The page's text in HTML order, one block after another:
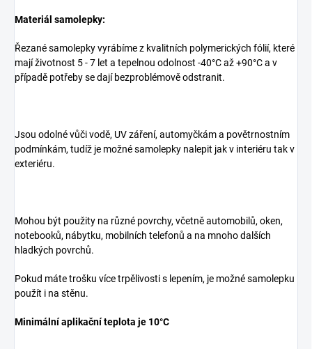
Materiál samolepky:
Řezané samolepky vyrábíme z kvalitních polymerických fólií, které
mají životnost 5 - 7 let a tepelnou odolnost -40°C až +90°C a v
případě potřeby se dají bezproblémově odstranit.
Jsou odolné vůči vodě, UV záření, automyčkám a povětrnostním
podmínkám, tudíž je možné samolepky nalepit jak v interiéru tak v
exteriéru.
Mohou být použity na různé povrchy, včetně automobilů, oken,
notebooků, nábytku, mobilních telefonů a na mnoho dalších
hladkých povrchů.
Pokud máte trošku více trpělivosti s lepením, je možné samolepku
použít i na stěnu.
Minimální aplikační teplota je 10°C